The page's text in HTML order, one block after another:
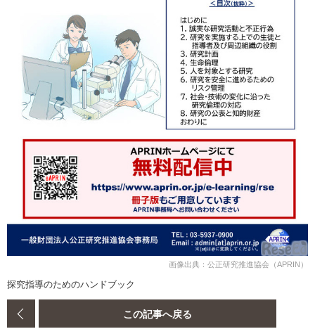
画像出典：公正研究推進協会（APRIN）
探究指導のためのハンドブック
この記事へ戻る